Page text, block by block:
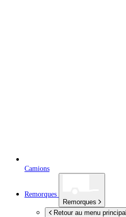
Camions
Remorques
Remorques
Retour au menu principal